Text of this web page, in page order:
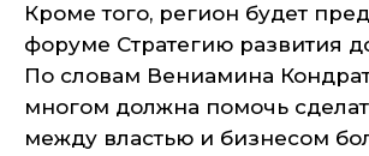
Кроме того, регион будет
форуме Стратегию развития
По словам Вениамина
многом должна помочь
между властью и бизнесом